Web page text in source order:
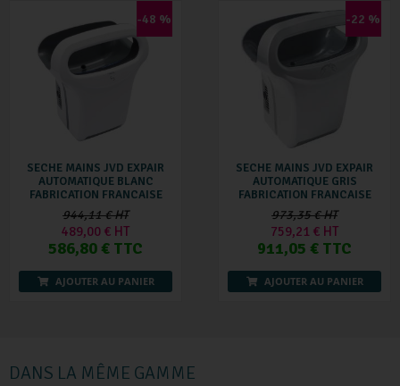
-48 %
SECHE MAINS JVD EXPAIR
AUTOMATIQUE BLANC
FABRICATION FRANCAISE
944,11 € HT
489,00 € HT
586,80 € TTC
AJOUTER AU PANIER
-22 %
SECHE MAINS JVD EXPAIR
AUTOMATIQUE GRIS
FABRICATION FRANCAISE
973,35 € HT
759,21 € HT
911,05 € TTC
AJOUTER AU PANIER
DANS LA MÊME GAMME